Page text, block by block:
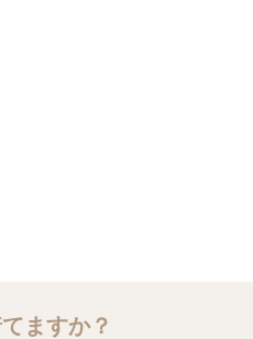
ますか？